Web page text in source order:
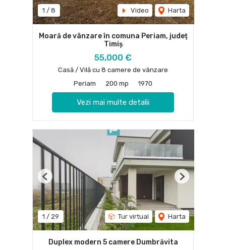
1 / 8 Video Harta
Moară de vânzare în comuna Periam, județ
Timiș
55,000 €
Casă / Vilă cu 8 camere de vânzare
Periam
200 mp 1970
Vezi mai multe detalii
1 / 29 Tur virtual Harta
Previous Next
Duplex modern 5 camere Dumbrăvita